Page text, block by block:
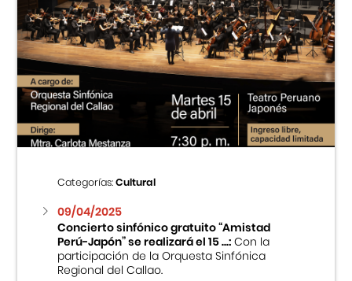
Categorías:Cultural
09/04/2025
Concierto sinfónico gratuito “Amistad
Perú-Japón” se realizará el 15 ...:Con la
participación de la Orquesta Sinfónica
Regional del Callao.